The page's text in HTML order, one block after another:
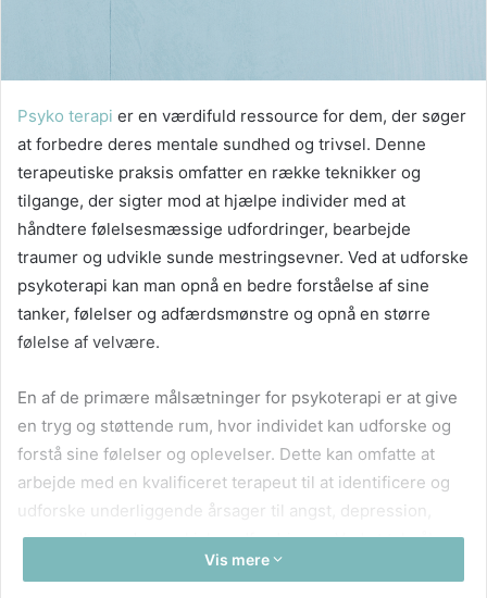
Psyko terapi er en værdifuld ressource for dem, der søger
at forbedre deres mentale sundhed og trivsel. Denne
terapeutiske praksis omfatter en række teknikker og
tilgange, der sigter mod at hjælpe individer med at
håndtere følelsesmæssige udfordringer, bearbejde
traumer og udvikle sunde mestringsevner. Ved at udforske
psykoterapi kan man opnå en bedre forståelse af sine
tanker, følelser og adfærdsmønstre og opnå en større
følelse af velvære.
En af de primære målsætninger for psykoterapi er at give
en tryg og støttende rum, hvor individet kan udforske og
forstå sine følelser og oplevelser. Dette kan omfatte at
arbejde med en kvalificeret terapeut til at identificere og
udforske underliggende årsager til angst, depression,
stress eller andre psykiske udfordringer. Ved at tale åbent
og ærligt kan man begynde at skabe forandringer og lære
Vis mere